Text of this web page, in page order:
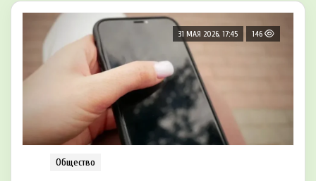
31 МАЯ 2026, 17:45 146
Общество